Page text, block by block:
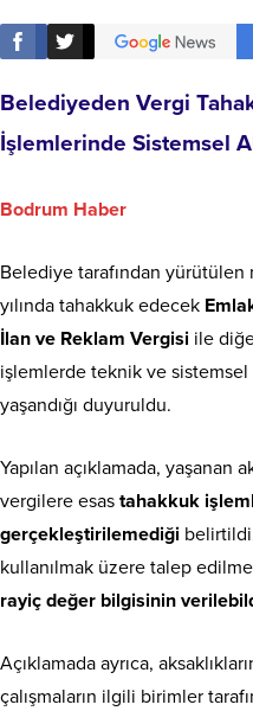
Belediyeden Vergi
İşlemlerinde Sistemsel
Bodrum Haber
Belediye tarafından yürütülen
yılında tahakkuk edecek
İlan ve Reklam Vergisi ile
işlemlerde teknik ve
yaşandığı duyuruldu.
Yapılan açıklamada, yaşanan
vergilere esas tahakkuk
gerçekleştirilemediği
kullanılmak üzere talep
rayiç değer bilgisinin
Açıklamada ayrıca,
çalışmaların ilgili birimler